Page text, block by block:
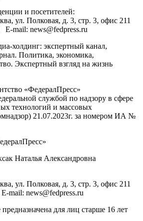
и посетителей:
, ул. Полковая, д. 3, стр. 3, офис 211
E-mail: news@fedpress.ru
холдинг: экспертный канал,
Политика, экономика,
Экспертный взгляд на жизнь
«ФедералПресс»
службой по надзору в сфере
технологий и массовых
21.07.2023г. за номером ИА №
Наталья Александровна
ул. Полковая, д. 3, стр. 3, офис 211
mail: news@fedpress.ru
для лиц старше 16 лет